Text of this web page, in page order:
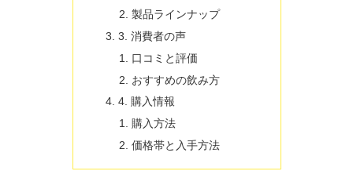
製品ラインナップ
3. 消費者の声
口コミと評価
おすすめの飲み方
4. 購入情報
購入方法
価格帯と入手方法